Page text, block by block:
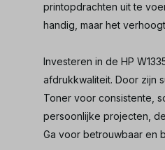
printopdrachten uit te
handig, maar het
Investeren in de HP
afdrukkwaliteit. Door zijn
Toner voor consistente,
persoonlijke projecten,
Ga voor betrouwbaar en